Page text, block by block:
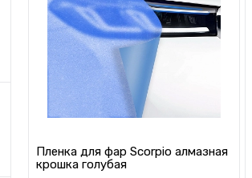
Пленка для фар Scorpio алмазная
крошка голубая